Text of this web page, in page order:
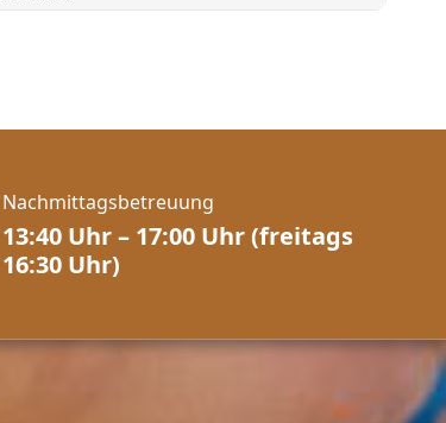
Nachmittagsbetreuung
13:40 Uhr – 17:00 Uhr (freitags
16:30 Uhr)